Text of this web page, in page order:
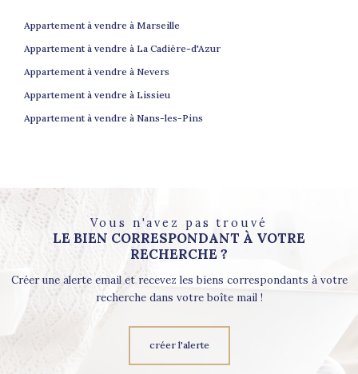
Appartement à vendre à Marseille
Appartement à vendre à La Cadière-d'Azur
Appartement à vendre à Nevers
Appartement à vendre à Lissieu
Appartement à vendre à Nans-les-Pins
Vous n'avez pas trouvé
LE BIEN CORRESPONDANT À VOTRE
RECHERCHE ?
Créer une alerte email et recevez les biens correspondants à votre
recherche dans votre boîte mail !
créer l'alerte